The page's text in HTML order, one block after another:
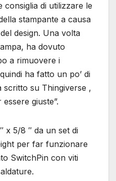
consiglia di utilizzare le
stampante a causa
design. Una volta
ha dovuto
a rimuovere i
ha fatto un po’ di
scritto su Thingiverse ,
giuste”.
x 5/8 ″ da un set di
per far funzionare
SwitchPin con viti